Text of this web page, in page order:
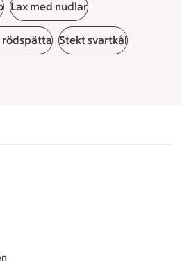
Lax med nudlar
rödspätta Stekt svartkål